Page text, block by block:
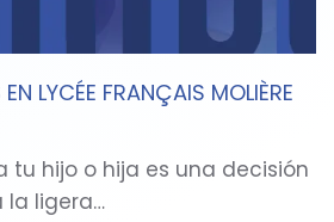
LYCÉE FRANÇAIS MOLIÈRE
tu hijo o hija es una decisión
la ligera…